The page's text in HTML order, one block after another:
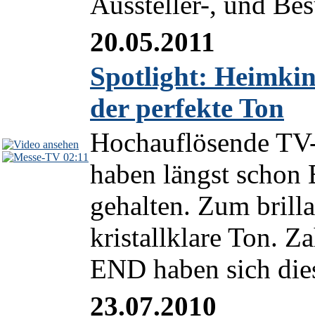
02:11
20.05.2011
Spotlight:
der perfekte Ton
Hochauflösende
haben längst
gehalten. Zum
kristallklare Ton.
END haben sich
23.07.2010